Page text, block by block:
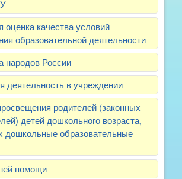
оценка качества условий
образовательной деятельности
народов России
деятельность в учреждении
родителей (законных
детей дошкольного возраста,
образовательные
помощи